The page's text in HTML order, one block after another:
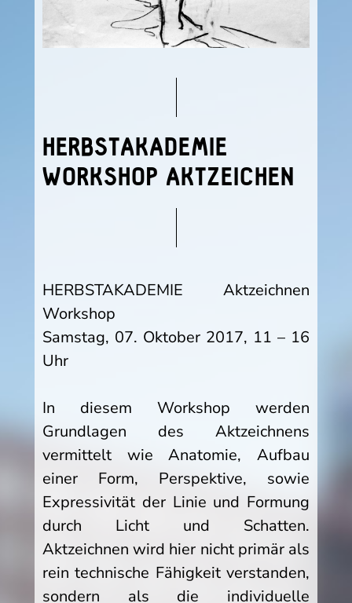
HERBSTAKADEMIE
WORKSHOP AKTZEICHEN
HERBSTAKADEMIE Aktzeichnen
Workshop
Samstag, 07. Oktober 2017, 11 – 16
Uhr
In diesem Workshop werden
Grundlagen des Aktzeichnens
vermittelt wie Anatomie, Aufbau
einer Form, Perspektive, sowie
Expressivität der Linie und Formung
durch Licht und Schatten.
Aktzeichnen wird hier nicht primär als
rein technische Fähigkeit verstanden,
sondern als die individuelle